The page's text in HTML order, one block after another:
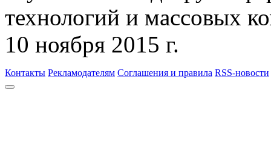
технологий и массовых
10 ноября 2015 г.
Контакты Рекламодателям Соглашения и правила RSS-новости